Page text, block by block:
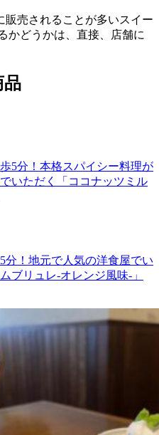
販売されることが多いスイー
かどうかは、直接、店舗に
品
5分！本格スパイシー料理が
いただく「ココナッツミル
分！地元で人気の洋食屋でい
ブリュレ-オレンジ風味-」